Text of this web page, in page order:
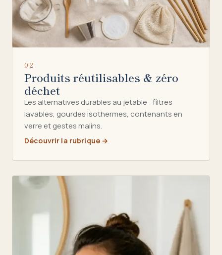
02
Produits réutilisables & zéro
déchet
Les alternatives durables au jetable : filtres
lavables, gourdes isothermes, contenants en
verre et gestes malins.
Découvrir la rubrique →